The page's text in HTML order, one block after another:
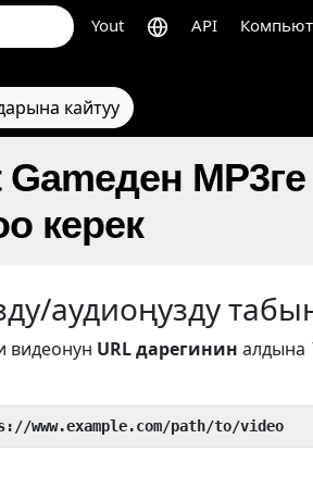
Yout API
кайтуу
керек
аудиоңузду
видеонун URL дарегинин алдына
www.example.com/path/to/video